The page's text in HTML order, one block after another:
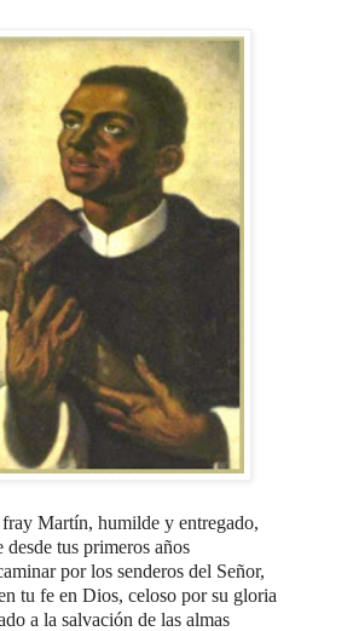
Martín, humilde y entregado,
desde tus primeros años
por los senderos del Señor,
tu fe en Dios, celoso por su gloria
a la salvación de las almas